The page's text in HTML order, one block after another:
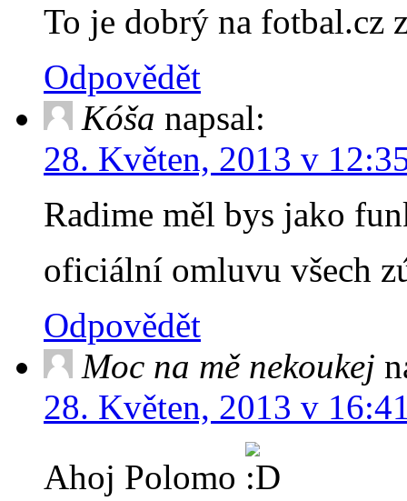
To je dobrý na fotbal.cz
Odpovědět
Kóša napsal:
28. Květen, 2013 v
Radime měl bys jako
oficiální omluvu všech
Odpovědět
Moc na mě nekoukej
28. Květen, 2013 v
Ahoj Polomo